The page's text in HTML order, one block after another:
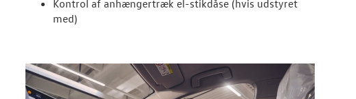
Kontrol af anhængertræk el-stikdåse (hvis udstyret
med)